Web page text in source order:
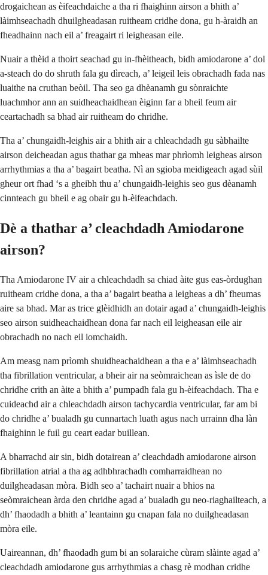
drogaichean as èifeachdaiche a tha ri fhaighinn airson a bhith a’
làimhseachadh dhuilgheadasan ruitheam cridhe dona, gu h-àraidh an
fheadhainn nach eil a’ freagairt ri leigheasan eile.
Nuair a thèid a thoirt seachad gu in-fhèitheach, bidh amiodarone a’ dol
a-steach do do shruth fala gu dìreach, a’ leigeil leis obrachadh fada nas
luaithe na cruthan beòil. Tha seo ga dhèanamh gu sònraichte
luachmhor ann an suidheachaidhean èiginn far a bheil feum air
ceartachadh sa bhad air ruitheam do chridhe.
Tha a’ chungaidh-leighis air a bhith air a chleachdadh gu sàbhailte
airson deicheadan agus thathar ga mheas mar phrìomh leigheas airson
arrhythmias a tha a’ bagairt beatha. Nì an sgioba meidigeach agad sùil
gheur ort fhad ‘s a gheibh thu a’ chungaidh-leighis seo gus dèanamh
cinnteach gu bheil e ag obair gu h-èifeachdach.
Dè a thathar a’ cleachdadh Amiodarone
airson?
Tha Amiodarone IV air a chleachdadh sa chiad àite gus eas-òrdughan
ruitheam cridhe dona, a tha a’ bagairt beatha a leigheas a dh’ fheumas
aire sa bhad. Mar as trice glèidhidh an dotair agad a’ chungaidh-leighis
seo airson suidheachaidhean dona far nach eil leigheasan eile air
obrachadh no nach eil iomchaidh.
Am measg nam prìomh shuidheachaidhean a tha e a’ làimhseachadh
tha fibrillation ventricular, a bheir air na seòmraichean as ìsle de do
chridhe crith an àite a bhith a’ pumpadh fala gu h-èifeachdach. Tha e
cuideachd air a chleachdadh airson tachycardia ventricular, far am bi
do chridhe a’ bualadh gu cunnartach luath agus nach urrainn dha làn
fhaighinn le fuil gu ceart eadar buillean.
A bharrachd air sin, bidh dotairean a’ cleachdadh amiodarone airson
fibrillation atrial a tha ag adhbhrachadh comharraidhean no
duilgheadasan mòra. Bidh seo a’ tachairt nuair a bhios na
seòmraichean àrda den chridhe agad a’ bualadh gu neo-riaghailteach, a
dh’ fhaodadh a bhith a’ leantainn gu cnapan fala no duilgheadasan
mòra eile.
Uaireannan, dh’ fhaodadh gum bi an solaraiche cùram slàinte agad a’
cleachdadh amiodarone gus arrhythmias a chasg rè modhan cridhe